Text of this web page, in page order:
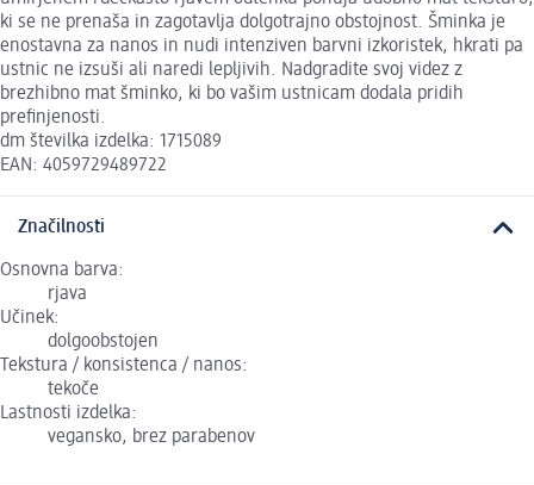
ki se ne prenaša in zagotavlja dolgotrajno obstojnost. Šminka je
enostavna za nanos in nudi intenziven barvni izkoristek, hkrati pa
ustnic ne izsuši ali naredi lepljivih. Nadgradite svoj videz z
brezhibno mat šminko, ki bo vašim ustnicam dodala pridih
prefinjenosti.
dm številka izdelka: 1715089
EAN: 4059729489722
Značilnosti
Osnovna barva:
rjava
Učinek:
dolgoobstojen
Tekstura / konsistenca / nanos:
tekoče
Lastnosti izdelka:
vegansko, brez parabenov